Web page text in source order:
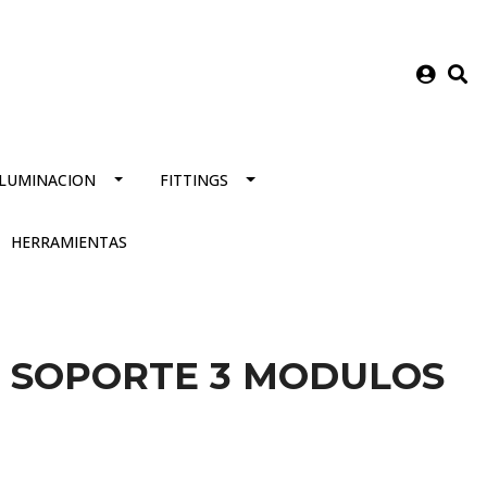
FITTINGS
HERRAMIENTAS
SOPORTE 3 MODULOS